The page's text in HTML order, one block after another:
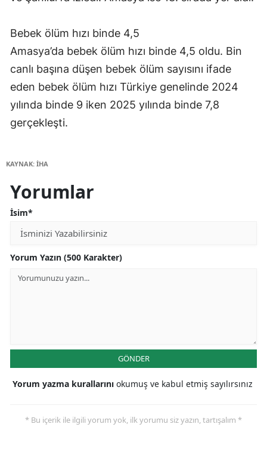
Bebek ölüm hızı binde 4,5
Amasya’da bebek ölüm hızı binde 4,5 oldu. Bin
canlı başına düşen bebek ölüm sayısını ifade
eden bebek ölüm hızı Türkiye genelinde 2024
yılında binde 9 iken 2025 yılında binde 7,8
gerçekleşti.
KAYNAK: İHA
Yorumlar
İsim*
Yorum Yazın (500 Karakter)
GÖNDER
Yorum yazma kurallarını okumuş ve kabul etmiş sayılırsınız
* Bu içerik ile ilgili yorum yok, ilk yorumu siz yazın, tartışalım *